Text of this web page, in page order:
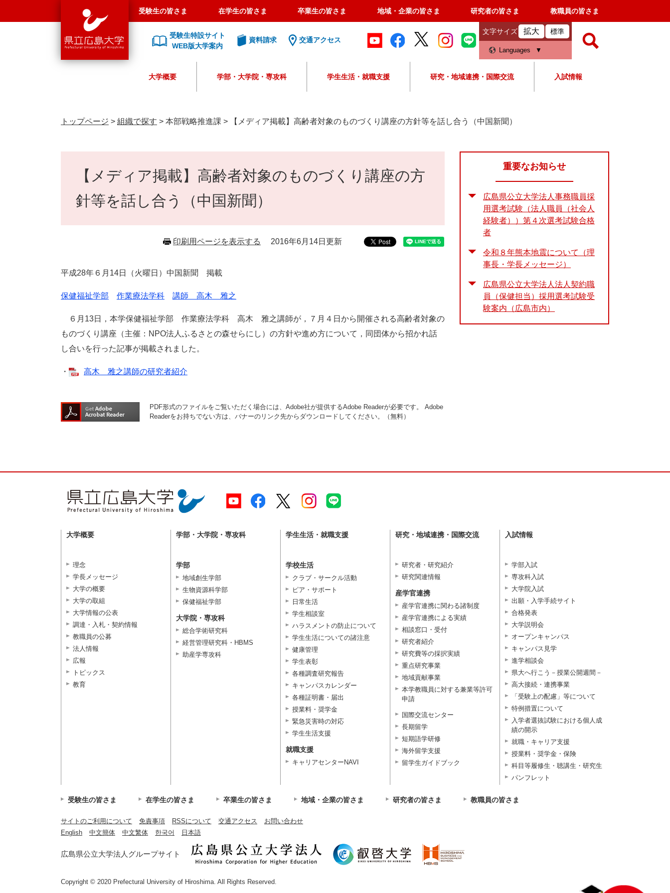
島
大
受験生の皆さま 在学生の皆さま 卒業生の皆さま 地域・企業の皆さま 研究者の皆さま 教職員の皆さま
受験生特設サイト
WEB版大学案内
資料請求 交通アクセス
文字サイズ 拡大 標準
Languages
o
e
ス
タ
大学概要 学部・大学院・専攻科 学生生活・就職支援 研究・地域連携・国際交流 入試情報
トップページ > 組織で探す > 本部戦略推進課 > 【メディア掲載】高齢者対象のものづくり講座の方針等を話し合う（中国新聞）
【メディア掲載】高齢者対象のものづくり講座の方
針等を話し合う（中国新聞）
印刷用ページを表示する 2016年6月14日更新
平成28年６ 月14日（火曜日）中国新聞 掲載
保健福祉学部 作業療法学科 講師 高木 雅之
６月13日，本学保健福祉学部 作業療法学科 高木 雅之講師が，７月４日から開催される高齢者対象の
ものづくり講座（主催：NPO法人ふるさとの森せらにし）の方針や進め方について，同団体から招かれ話
し合いを行った記事が掲載されました。
・ 高木 雅之講師の研究者紹介
PDF形式のファイルをご覧いただく場合には、Adobe社が提供するAdobe Readerが必要です。
Adobe
Readerをお持ちでない方は、バナーのリンク先からダウンロードしてください。（無料）
重要なお知らせ
広島県公立大学法人事務職員採
用選考試験（法人職員（社会人
経験者））第４次選考試験合格
者
令和８年熊本地震について（理
事長・学長メッセージ）
広島県公立大学法人法人契約職
員（保健担当）採用選考試験受
験案内（広島市内）
大学概要
理念
学長メッセージ
大学の概要
大学の取組
大学情報の公表
調達・入札・契約情報
教職員の公募
法人情報
広報
トピックス
教育
学部・大学院・専攻科
学部
地域創生学部
生物資源科学部
保健福祉学部
大学院・専攻科
総合学術研究科
経営管理研究科・HBMS
助産学専攻科
学生生活・就職支援
学校生活
クラブ・サークル活動
ピア・サポート
日常生活
学生相談室
ハラスメントの防止について
学生生活についての諸注意
健康管理
学生表彰
各種調査研究報告
キャンパスカレンダー
各種証明書・届出
授業料・奨学金
緊急災害時の対応
学生生活支援
就職支援
キャリアセンターNAVI
研究・地域連携・国際交流
研究者・研究紹介
研究関連情報
産学官連携
産学官連携に関わる諸制度
産学官連携による実績
相談窓口・受付
研究者紹介
研究費等の採択実績
重点研究事業
地域貢献事業
本学教職員に対する兼業等許可
申請
国際交流センター
長期留学
短期語学研修
海外留学支援
留学生ガイドブック
入試情報
学部入試
専攻科入試
大学院入試
出願・入学手続サイト
合格発表
大学説明会
オープンキャンパス
キャンパス見学
進学相談会
県大へ行こう－授業公開週間－
高大接続・連携事業
「受験上の配慮」等について
特例措置について
入学者選抜試験における個人成
績の開示
就職・キャリア支援
授業料・奨学金・保険
科目等履修生・聴講生・研究生
パンフレット
受験生の皆さま 在学生の皆さま 卒業生の皆さま 地域・企業の皆さま 研究者の皆さま 教職員の皆さま
サイトのご利用について 免責事項 RSSについて 交通アクセス
お問い合わせ
English
中文簡体 中文繁体 한국어 日本語
広島県公立大学法人グループサイト
Copyright © 2020 Prefectural University of Hiroshima. All Rights Reserved.